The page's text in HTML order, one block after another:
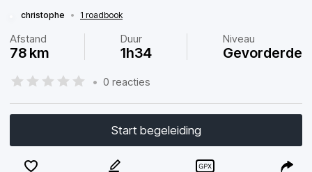
christophe • 1 roadbook
Afstand
78 km
Duur
1h34
Niveau
Gevorderde
• 0 reacties
Start begeleiding